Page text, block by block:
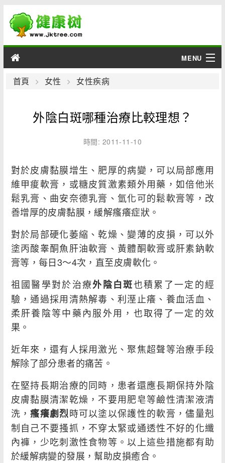
MENU
男性
綜合
疾病
首頁 女性 女性疾病
外陰白斑哪種治療比較理想？
時間: 2011-11-10
對於皮膚黏膜增生、肥厚的病變，可以局部應用
維甲痠軟膏，或糖皮質激素類外用藥，如倍他米
鬆乳膏、曲安奈德乳膏、氫化可的鬆軟膏等，改
善增厚的皮膚黏膜，緩解瘙癢症狀。
對於局部硬化萎縮、乾燥、變薄的皮損，可以外
塗丙酸睾酮魚肝油軟膏、黃體酮軟膏或肝素鈉軟
膏等，每日3～4次，直至皮膚軟化。
祖國醫學對於治療外陰白斑也積累了一定的經
驗，通過採用清熱解毒、利溼止癢、養血活血、
柔肝養陰等中藥內服外用，也取得了一定的效
果。
近年來，還有人採用激光、聚焦超聲等治療手段
解除了部分患者的痛苦。
在堅持長期治療的同時，患者還應長期保持外陰
皮膚黏膜清潔乾燥，不要用肥皂等鹼性清潔液清
洗，瘙癢劇烈時可以塗以保護性的軟膏，儘量剋
制自己不要搔抓，不穿太緊或通透性不好的化纖
內褲，少吃刺激性食物等。以上這些措施都有助
於緩解病變的發展，幫助皮損癒合。